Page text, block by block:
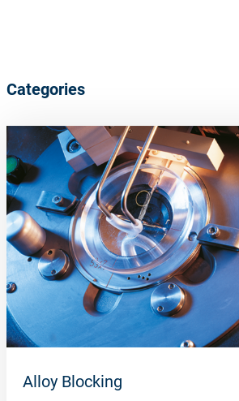
Categories
Alloy Blocking